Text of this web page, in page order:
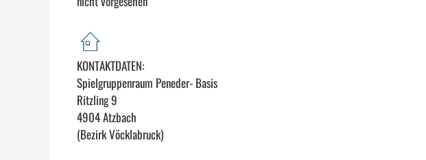
KONTAKTDATEN:
Spielgruppenraum Peneder- Basis
Ritzling 9
4904 Atzbach
(Bezirk Vöcklabruck)